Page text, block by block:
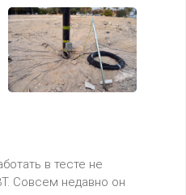
в тесте не
Совсем недавно он